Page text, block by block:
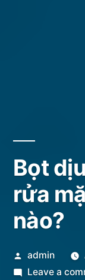
Bọt
rửa
nào?
Posted
by
admin
Leave a